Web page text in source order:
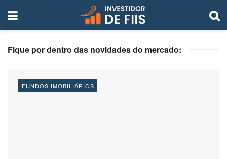
Fique por dentro das novidades do mercado:
FUNDOS IMOBILIÁRIOS